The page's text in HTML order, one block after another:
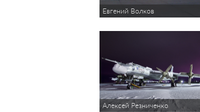
Евгений Волков
Алексей Резниченко